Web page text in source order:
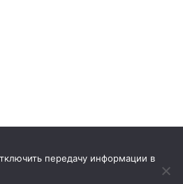
передачу информации в